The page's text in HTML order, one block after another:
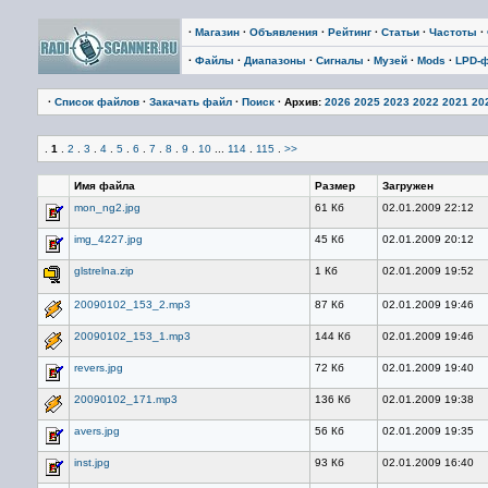
· Магазин · Объявления · Рейтинг · Статьи · Частоты ·
· Файлы · Диапазоны · Сигналы · Музей · Mods · LPD-
· Список файлов · Закачать файл · Поиск · Архив: 2026 2025 2023 2022 2021
1 2 3 4 5 6 7 8 9 10 114 115 >>
Имя файла Размер
Загружен
mon_ng2.jpg
61 Кб 02.01.2009 22:12
img_4227.jpg 45 Кб 02.01.2009 20:12
glstrelna.zip 1 Кб 02.01.2009 19:52
20090102_153_2.mp3 87 Кб 02.01.2009 19:46
20090102_153_1.mp3 144 Кб 02.01.2009 19:46
revers.jpg 72 Кб 02.01.2009 19:40
20090102_171.mp3 136 Кб 02.01.2009 19:38
avers.jpg 56 Кб 02.01.2009 19:35
inst.jpg 93 Кб 02.01.2009 16:40